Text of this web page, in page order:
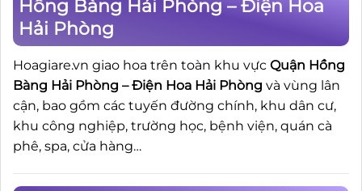
Hồng Bàng Hải Phòng – Điện Hoa
Hải Phòng
Hoagiare.vn giao hoa trên toàn khu vực Quận Hồng
Bàng Hải Phòng – Điện Hoa Hải Phòng và vùng lân
cận, bao gồm các tuyến đường chính, khu dân cư,
khu công nghiệp, trường học, bệnh viện, quán cà
phê, spa, cửa hàng…